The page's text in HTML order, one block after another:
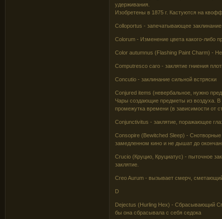
удерживания.
Изобретены в 1875 г. Кастуются на
Colloportus - запечатывающее заклинание
Colorum - Изменение цвета какого-либо
Color autumnus (Flashing Paint Charm) -
Computresco caro - заклятие гниения
Concutio - заклинание сильной встряски
Conjured items (невербальное, нужно
Чары создающие предметы из воздуха. В
промежутка времени (в зависимости от
Conjunctivitus - заклятие, поражающее
Consopire (Bewitched Sleep) -
замедленном кино и не дышат до
Crucio (Круцио, Круциатус) - пыточное
заклятие.
Creo Aurum - вызывает смерч,
D
Dejectus (Hurling Hex) - Сбрасывающий
бы она сбрасывала с себя седока